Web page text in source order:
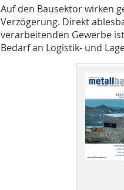
Auf den Bausektor wirken
Verzögerung. Direkt
verarbeitenden Gewerbe
Bedarf an Logistik- und